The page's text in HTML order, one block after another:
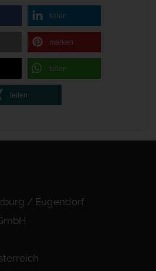
teilen
merken
teilen
teilen
/ Eugendorf